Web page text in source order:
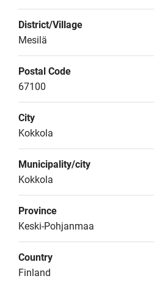
District/Village
Mesilä
Postal Code
67100
City
Kokkola
Municipality/city
Kokkola
Province
Keski-Pohjanmaa
Country
Finland